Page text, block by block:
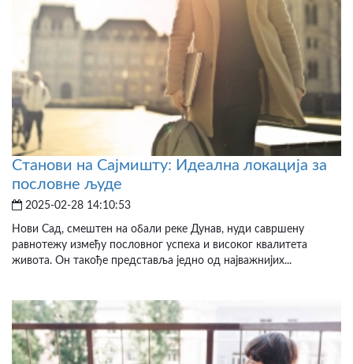
Станови на Сајмишту: Идеална локација за
пословне људе
2025-02-28 14:10:53
Нови Сад, смештен на обали реке Дунав, нуди савршену
равнотежу између пословног успеха и високог квалитета
живота. Он такође представља једно од најважнијих...